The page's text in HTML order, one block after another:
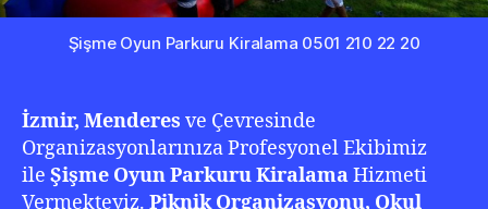
Şişme Oyun Parkuru Kiralama 0501 210 22 20
İzmir, Menderes ve Çevresinde
Organizasyonlarınıza Profesyonel Ekibimiz
ile Şişme Oyun Parkuru KiralamaHizmeti
Vermekteyiz. Piknik Organizasyonu, Okul